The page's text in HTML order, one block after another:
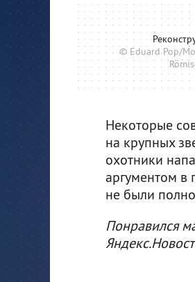
© Eduard Pop/
Некоторые
на крупных
охотники
аргументом в
не были
Понравился